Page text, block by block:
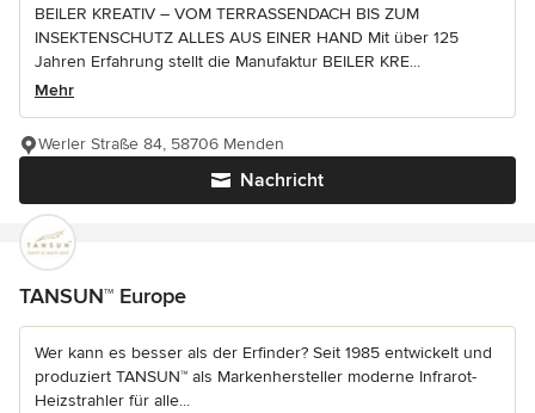
BEILER KREATIV – VOM TERRASSENDACH BIS ZUM
INSEKTENSCHUTZ ALLES AUS EINER HAND Mit über 125
Jahren Erfahrung stellt die Manufaktur BEILER KRE...
Mehr
Nachricht
Werler Straße 84, 58706 Menden
TANSUN™ Europe
Wer kann es besser als der Erfinder? Seit 1985 entwickelt und
produziert TANSUN™ als Markenhersteller moderne Infrarot-
Heizstrahler für alle...